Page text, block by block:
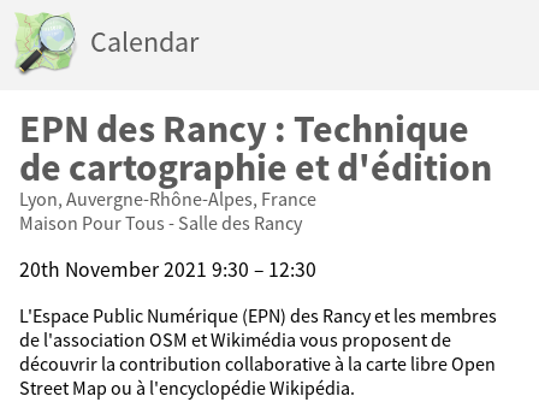
Calendar
EPN des Rancy : Technique
de cartographie et d'édition
Lyon, Auvergne-Rhône-Alpes, France
Maison Pour Tous - Salle des Rancy
20th November 2021 9:30 – 12:30
L'Espace Public Numérique (EPN) des Rancy et les membres
de l'association OSM et Wikimédia vous proposent de
découvrir la contribution collaborative à la carte libre Open
Street Map ou à l'encyclopédie Wikipédia.